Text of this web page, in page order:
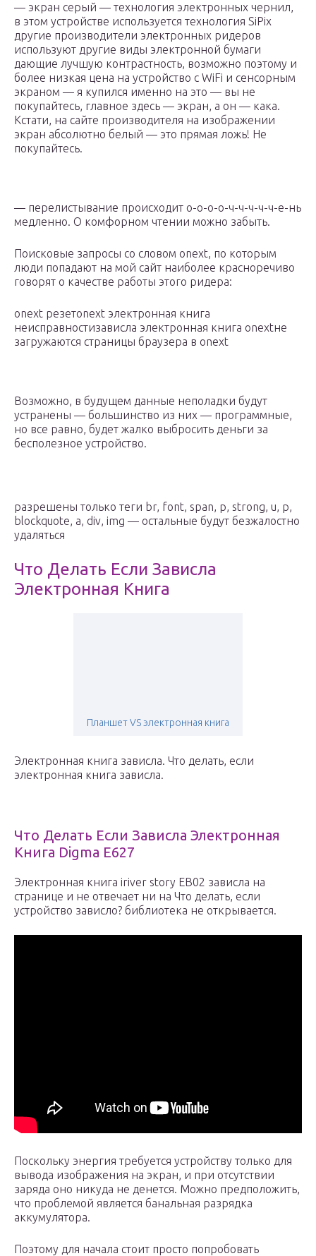
— экран серый — технология электронных чернил,
в этом устройстве используется технология SiPix
другие производители электронных ридеров
используют другие виды электронной бумаги
дающие лучшую контрастность, возможно поэтому и
более низкая цена на устройство с WiFi и сенсорным
экраном — я купился именно на это — вы не
покупайтесь, главное здесь — экран, а он — кака.
Кстати, на сайте производителя на изображении
экран абсолютно белый — это прямая ложь! Не
покупайтесь.
— перелистывание происходит о-о-о-о-ч-ч-ч-ч-ч-е-нь
медленно. О комфорном чтении можно забыть.
Поисковые запросы со словом onext, по которым
люди попадают на мой сайт наиболее красноречиво
говорят о качестве работы этого ридера:
onext резетonext электронная книга
неисправностизависла электронная книга onextне
загружаются страницы браузера в onext
Возможно, в будущем данные неполадки будут
устранены — большинство из них — программные,
но все равно, будет жалко выбросить деньги за
бесполезное устройство.
разрешены только теги br, font, span, p, strong, u, p,
blockquote, a, div, img — остальные будут безжалостно
удаляться
Что Делать Если Зависла
Электронная Книга
Планшет VS электронная книга
Электронная книга зависла. Что делать, если
электронная книга зависла.
Что Делать Если Зависла Электронная
Книга Digma E627
Электронная книга iriver story EB02 зависла на
странице и не отвечает ни на Что делать, если
устройство зависло? библиотека не открывается.
Поскольку энергия требуется устройству только для
вывода изображения на экран, и при отсутствии
заряда оно никуда не денется. Можно предположить,
что проблемой является банальная разрядка
аккумулятора.
Поэтому для начала стоит просто попробовать